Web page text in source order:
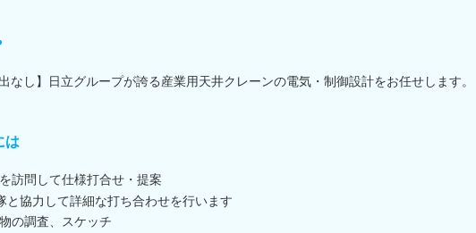
出なし】日立グループが誇る産業用天井クレーンの電気・制御設計をお任せします。
は
訪問して仕様打合せ・提案
と協力して詳細な打ち合わせを行います
の調査、スケッチ